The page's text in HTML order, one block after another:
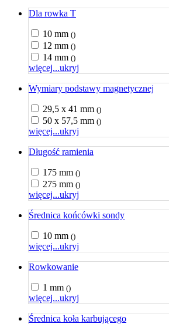
Dla rowka T
10 mm ()
12 mm ()
14 mm ()
więcej...ukryj
Wymiary podstawy magnetycznej
29,5 x 41 mm ()
50 x 57,5 mm ()
więcej...ukryj
Długość ramienia
175 mm ()
275 mm ()
więcej...ukryj
Średnica końcówki sondy
10 mm ()
więcej...ukryj
Rowkowanie
1 mm ()
więcej...ukryj
Średnica koła karbującego